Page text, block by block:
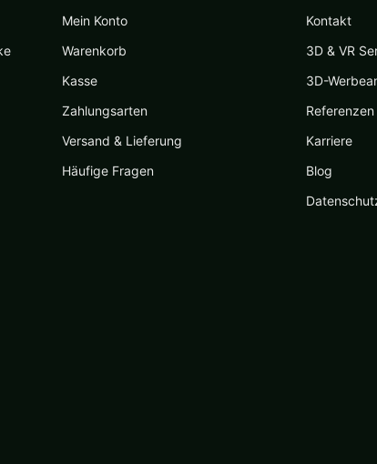
Mein Konto
Warenkorb
Kasse
Zahlungsarten
Versand & Lieferung
Häufige Fragen
Kontakt
3D & VR
3D-
Referenzen
Karriere
Blog